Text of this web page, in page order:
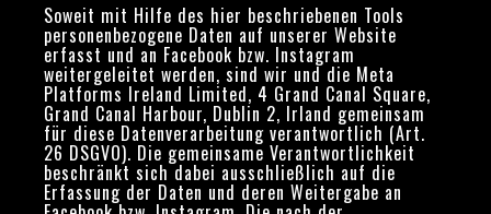
Soweit mit Hilfe des hier beschriebenen Tools
personenbezogene Daten auf unserer Website
erfasst und an Facebook bzw. Instagram
weitergeleitet werden, sind wir und die Meta
Platforms Ireland Limited, 4 Grand Canal Square,
Grand Canal Harbour, Dublin 2, Irland gemeinsam
für diese Datenverarbeitung verantwortlich (Art.
26 DSGVO). Die gemeinsame Verantwortlichkeit
beschränkt sich dabei ausschließlich auf die
Erfassung der Daten und deren Weitergabe an